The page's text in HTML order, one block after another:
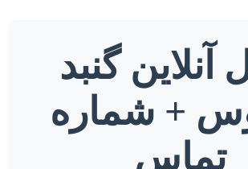
آنلاین گنبد
+ شماره
تماس